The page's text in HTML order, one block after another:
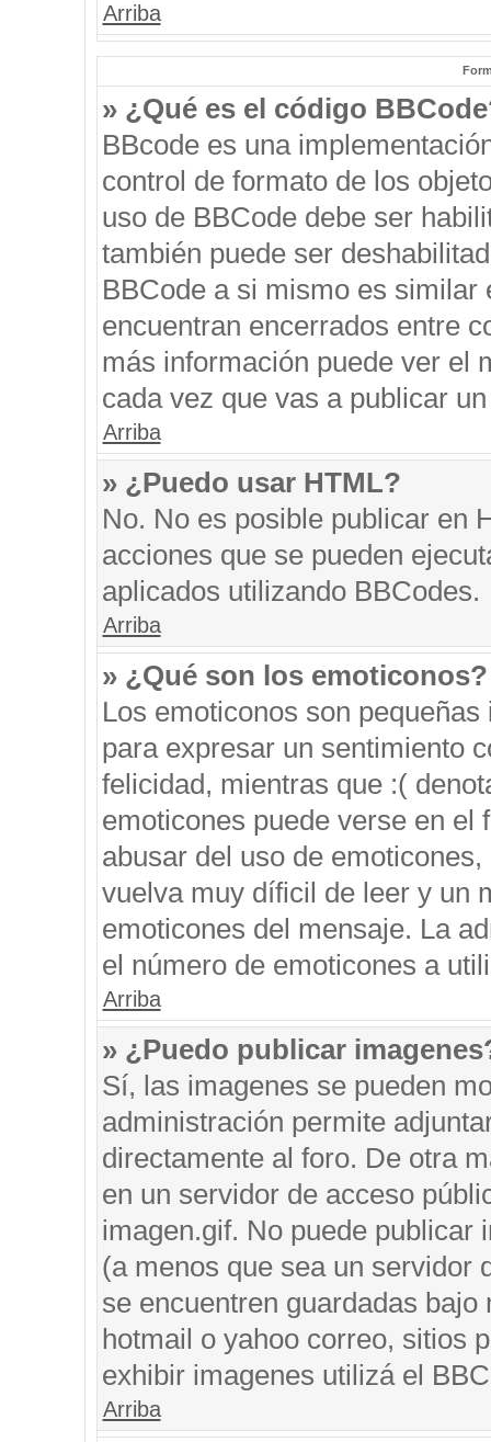
Arriba
» ¿Qué es el código
BBcode es una
control de formato de los
uso de BBCode debe ser
también puede ser
BBCode a si mismo es
encuentran encerrados entre
más información puede ver el
cada vez que vas a publicar
Arriba
» ¿Puedo usar HTML?
No. No es posible publicar en
acciones que se pueden
aplicados utilizando BBCodes.
Arriba
» ¿Qué son los emoticonos?
Los emoticonos son
para expresar un sentimiento
felicidad, mientras que :(
emoticones puede verse en el
abusar del uso de
vuelva muy díficil de leer y un
emoticones del mensaje. La
el número de emoticones a
Arriba
» ¿Puedo publicar
Sí, las imagenes se pueden
administración permite
directamente al foro. De otra
en un servidor de acceso
imagen.gif. No puede publicar
(a menos que sea un servidor
se encuentren guardadas
hotmail o yahoo correo, sitios
exhibir imagenes utilizá el
Arriba